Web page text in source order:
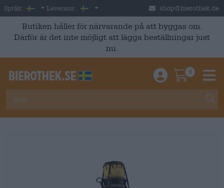
Skip to main content
Språk: Swedish
Leverans: Sverige shop@bierothek.de
Butiken håller för närvarande på att byggas om.
Därför är det inte möjligt att lägga beställningar just
nu.
Einloggen /
0